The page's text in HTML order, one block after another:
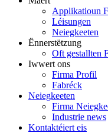
Applikatioun
Léisungen
Neiegkeeten
Ënnerstëtzung
Oft gestallten
Iwwert ons
Firma Profil
Fabréck
Neiegkeeten
Firma
Industrie news
Kontaktéiert eis